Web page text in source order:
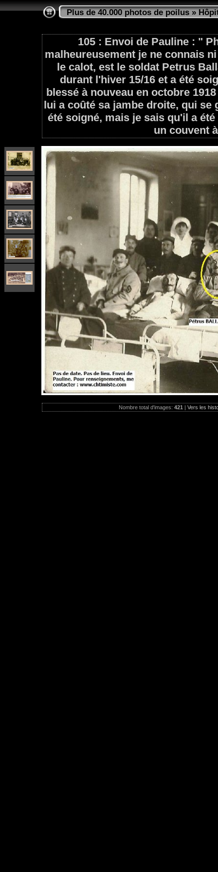
Plus de 40.000 photos de poilus»
105 : Envoi de Pauline : "
malheureusement je ne connais
le calot, est le soldat Petrus
durant l'hiver 15/16 et a été
blessé à nouveau en octobre
lui a coûté sa jambe droite, qui se
été soigné, mais je sais qu'il a
un couvent
Nombre total d'images: 421 | Vers les